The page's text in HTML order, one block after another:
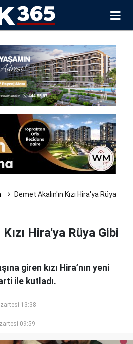
Demet Akalın'ın Kızı Hira'ya Rüya
Hira'ya Rüya Gibi
giren kızı Hira’nın yeni
ile kutladı.
13:38
09:59